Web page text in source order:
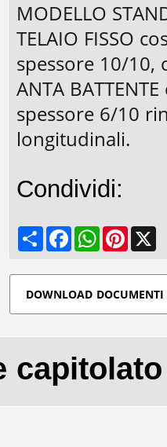
MODELLO
TELAIO FISSO
spessore 10/10,
ANTA
spessore 6/10
longitudinali.
Condividi:
Share FacebookWhatsApp
DOWNLOAD DOCUMENTI
capitolato